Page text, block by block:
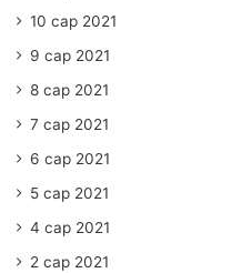
10 сар 2021
9 сар 2021
8 сар 2021
7 сар 2021
6 сар 2021
5 сар 2021
4 сар 2021
2 сар 2021